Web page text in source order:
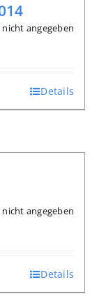
nicht angegeben
Details
nicht angegeben
Details